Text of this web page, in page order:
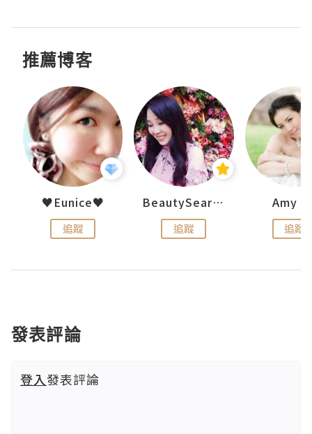
推薦博客
♥Eunice♥
追蹤
BeautySearch
追蹤
Amy
追蹤
發表評論
登入發表評論